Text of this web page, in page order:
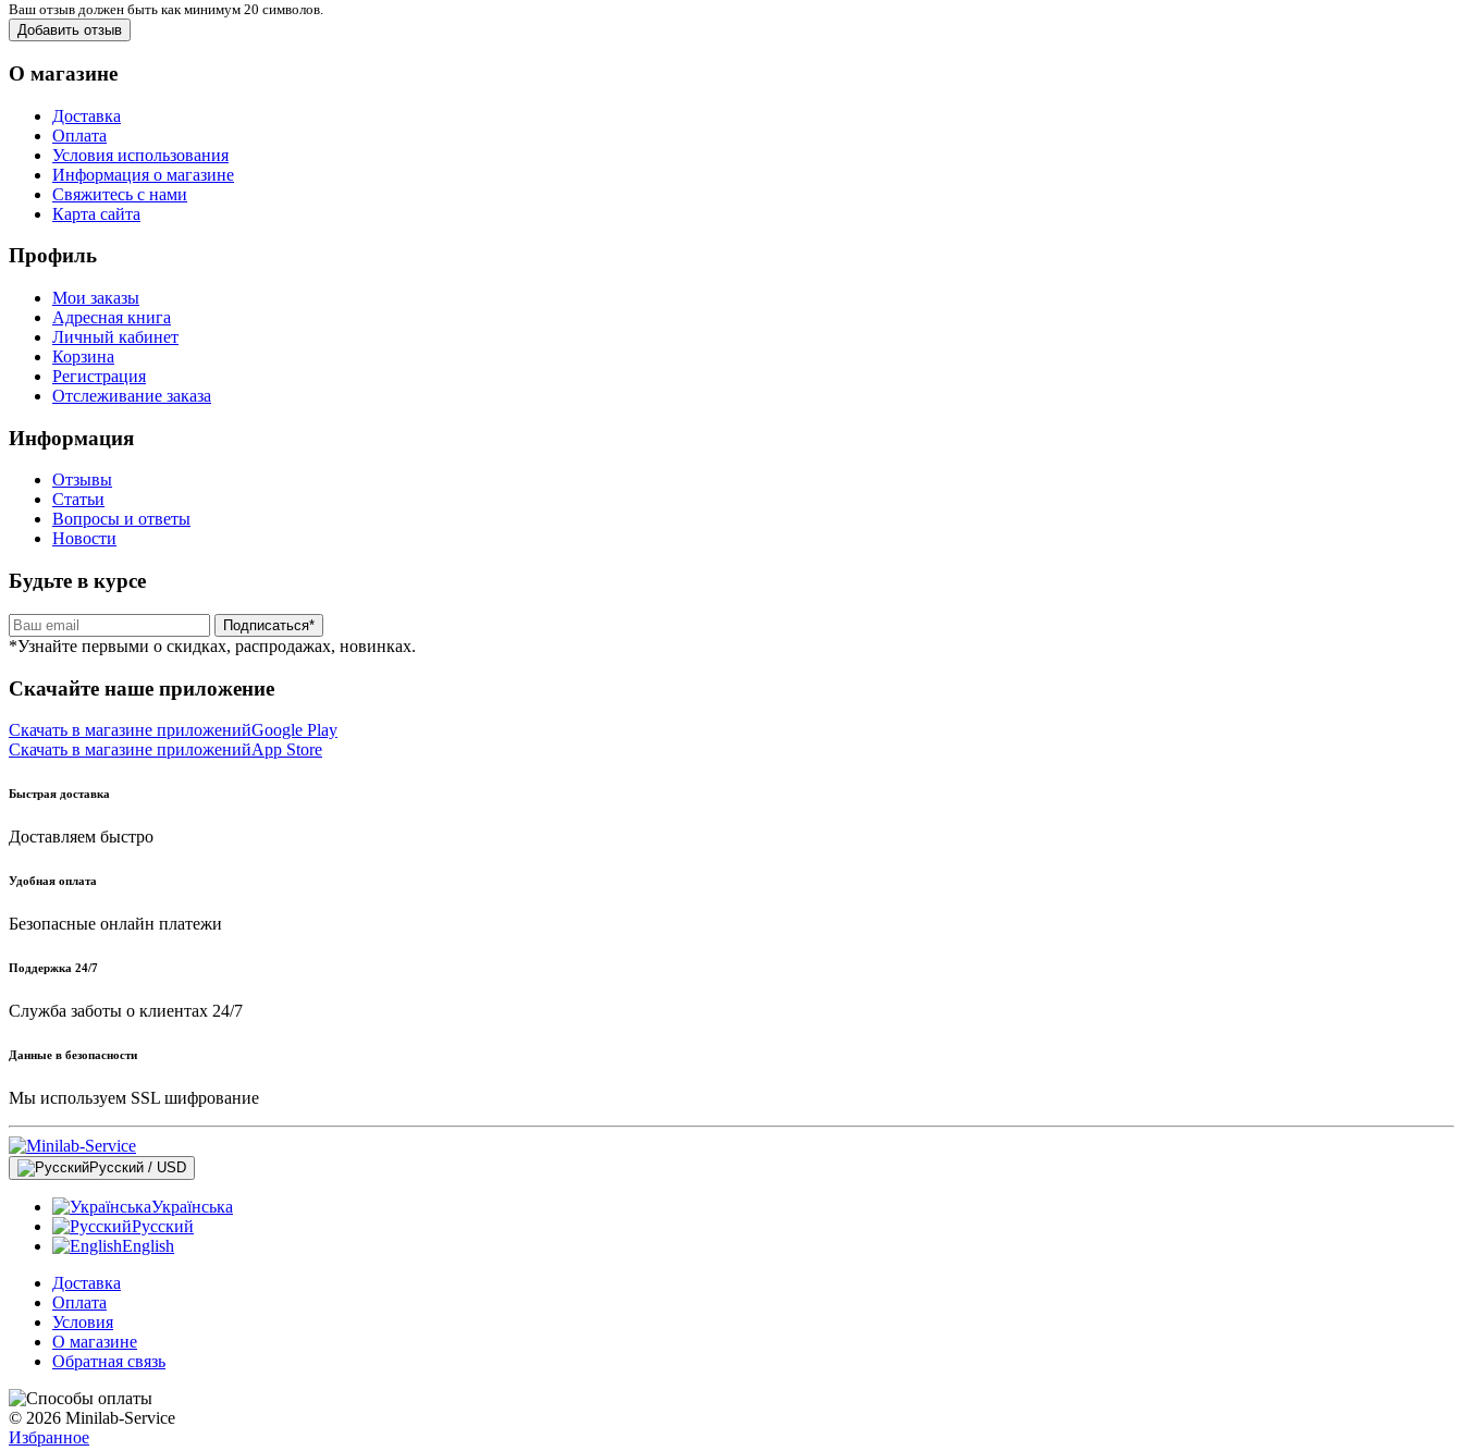
Ваш отзыв должен быть как минимум 20 символов.
Добавить отзыв
О магазине
Доставка
Оплата
Условия использования
Информация о магазине
Свяжитесь с нами
Карта сайта
Профиль
Мои заказы
Адресная книга
Личный кабинет
Корзина
Регистрация
Отслеживание заказа
Информация
Отзывы
Статьи
Вопросы и ответы
Новости
Будьте в курсе
Подписаться*
*Узнайте первыми о скидках, распродажах, новинках.
Скачайте наше приложение
Скачать в магазине приложенийGoogle Play
Скачать в магазине приложенийApp Store
Быстрая доставка
Доставляем быстро
Удобная оплата
Безопасные онлайн платежи
Поддержка 24/7
Служба заботы о клиентах 24/7
Данные в безопасности
Мы используем SSL шифрование
Русский / USD
Українська
Русский
English
Доставка
Оплата
Условия
О магазине
Обратная связь
© 2026 Minilab-Service
Избранное